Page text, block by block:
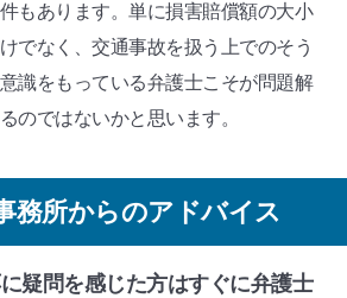
もあります。単に損害賠償額の大小
でなく、交通事故を扱う上でのそう
識をもっている弁護士こそが問題解
のではないかと思います。
務所からのアドバイス
疑問を感じた方はすぐに弁護士